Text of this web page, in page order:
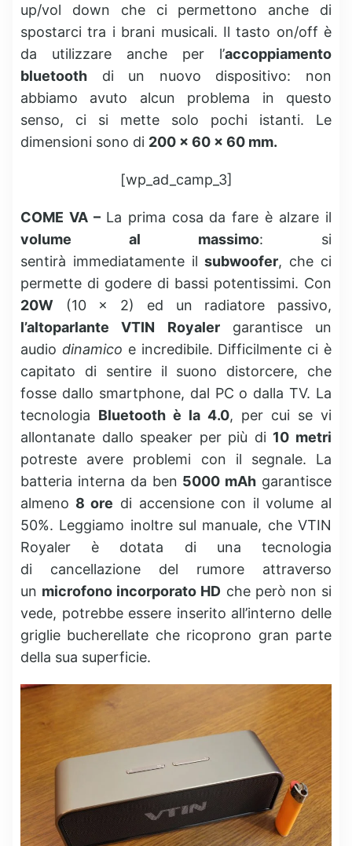
up/vol down che ci permettono anche di
spostarci tra i brani musicali. Il tasto on/off è
da utilizzare anche per l’accoppiamento
bluetooth di un nuovo dispositivo: non
abbiamo avuto alcun problema in questo
senso, ci si mette solo pochi istanti. Le
dimensioni sono di 200 x 60 x 60 mm.
[wp_ad_camp_3]
COME VA – La prima cosa da fare è alzare il
volume al massimo: si
sentirà immediatamente ilsubwoofer, che ci
permette di godere di bassi potentissimi. Con
20W (10 x 2) ed un radiatore passivo,
l’altoparlante VTIN Royalergarantisce un
audio dinamico e incredibile. Difficilmente ci è
capitato di sentire il suono distorcere, che
fosse dallo smartphone, dal PC o dalla TV. La
tecnologia Bluetooth è la 4.0, per cui se vi
allontanate dallo speaker per più di 10 metri
potreste avere problemi con il segnale. La
batteria interna da ben 5000 mAh garantisce
almeno 8 ore di accensione con il volume al
50%. Leggiamo inoltre sul manuale, che VTIN
Royaler è dotata di una tecnologia
di cancellazione del rumore attraverso
un microfono incorporato HD che però non si
vede, potrebbe essere inserito all’interno delle
griglie bucherellate che ricoprono gran parte
della sua superficie.